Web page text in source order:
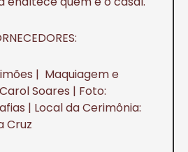
| Maquiagem e
Soares | Foto:
| Local da Cerimônia:
Cruz